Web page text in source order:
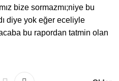
bize sormazmı;niye bu
diye yok eğer eceliyle
bu rapordan tatmin olan